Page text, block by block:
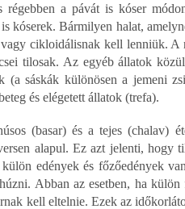
régebben a pávát is kóser
kóserek. Bármilyen halat,
cikloidálisnak kell lenniük. A
tilosak. Az egyéb állatok
(a sáskák különösen a jemeni
és elégetett állatok (trefa).
(basar) és a tejes (chalav)
alapul. Ez azt jelenti, hogy
edények és főzőedények
Abban az esetben, ha
kell eltelnie. Ezek az